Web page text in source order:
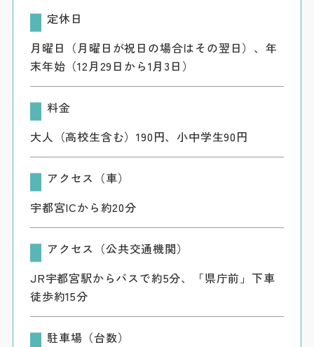
定休日
月曜日（月曜日が祝日の場合はその翌日）、年
末年始（12月29日から1月3日）
料金
大人（高校生含む）190円、小中学生90円
アクセス（車）
宇都宮ICから約20分
アクセス（公共交通機関）
JR宇都宮駅からバスで約5分、「県庁前」下車
徒歩約15分
駐車場（台数）